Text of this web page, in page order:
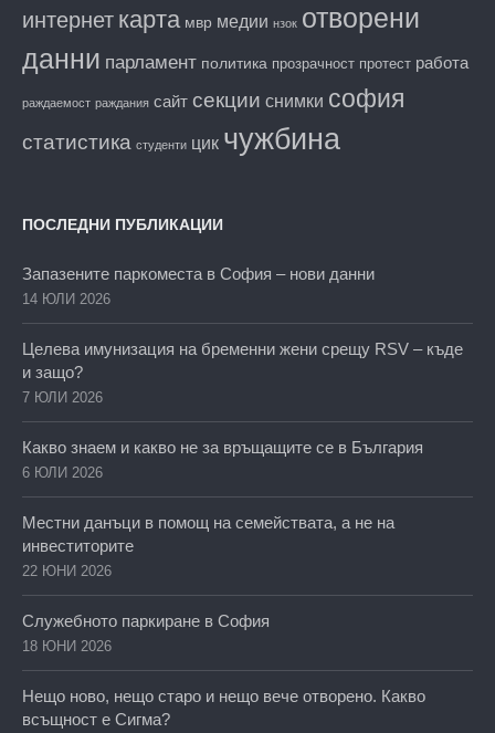
интернет карта мвр медии нзок отворени
данни парламент политика прозрачност протест работа
раждаемост раждания сайт секции снимки софия
статистика студенти цик чужбина
ПОСЛЕДНИ ПУБЛИКАЦИИ
Запазените паркоместа в София – нови данни
14 ЮЛИ 2026
Целева имунизация на бременни жени срещу RSV – къде
и защо?
7 ЮЛИ 2026
Какво знаем и какво не за връщащите се в България
6 ЮЛИ 2026
Местни данъци в помощ на семействата, а не на
инвеститорите
22 ЮНИ 2026
Служебното паркиране в София
18 ЮНИ 2026
Нещо ново, нещо старо и нещо вече отворено. Какво
всъщност е Сигма?